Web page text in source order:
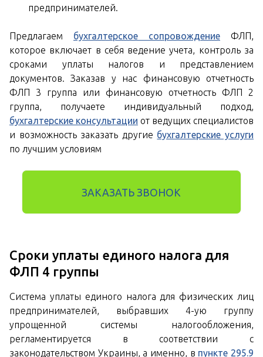
предпринимателей.
Предлагаем бухгалтерское сопровождение ФЛП,
которое включает в себя ведение учета, контроль за
сроками уплаты налогов и представлением
документов. Заказав у нас финансовую отчетность
ФЛП 3 группа или финансовую отчетность ФЛП 2
группа, получаете индивидуальный подход,
бухгалтерские консультации от ведущих специалистов
и возможность заказать другие бухгалтерские услуги
по лучшим условиям
ЗАКАЗАТЬ ЗВОНОК
Сроки уплаты единого налога для
ФЛП 4 группы
Система уплаты единого налога для физических лиц
предпринимателей, выбравших 4-ую группу
упрощенной системы налогообложения,
регламентируется в соответствии с
законодательством Украины, а именно, в пункте 295.9